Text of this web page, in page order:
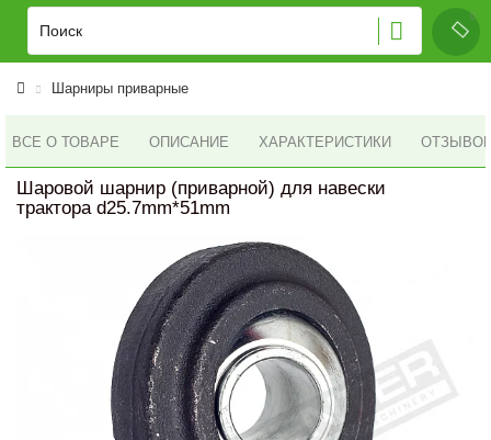
Шарниры приварные
ВСЕ О ТОВАРЕ ОПИСАНИЕ ХАРАКТЕРИСТИКИ ОТЗЫВОВ
Шаровой шарнир (приварной) для навески
трактора d25.7mm*51mm